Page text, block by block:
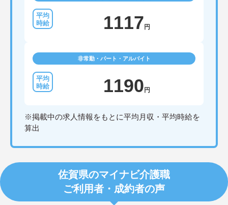
1117 円
非常勤・パート・アルバイト
1190 円
※掲載中の求人情報をもとに平均月収・平均時給を
算出
佐賀県のマイナビ介護職
ご利用者・成約者の声